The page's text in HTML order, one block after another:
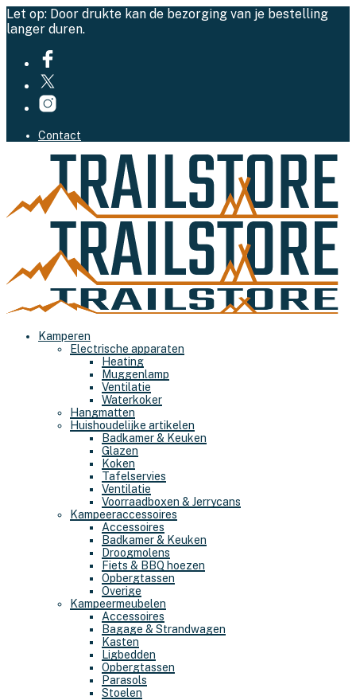
Let op: Door drukte kan de bezorging van je bestelling
langer duren.
Contact
Kamperen
Electrische apparaten
Heating
Muggenlamp
Ventilatie
Waterkoker
Hangmatten
Huishoudelijke artikelen
Badkamer & Keuken
Glazen
Koken
Tafelservies
Ventilatie
Voorraadboxen & Jerrycans
Kampeeraccessoires
Accessoires
Badkamer & Keuken
Droogmolens
Fiets & BBQ hoezen
Opbergtassen
Overige
Kampeermeubelen
Accessoires
Bagage & Strandwagen
Kasten
Ligbedden
Opbergtassen
Parasols
Stoelen